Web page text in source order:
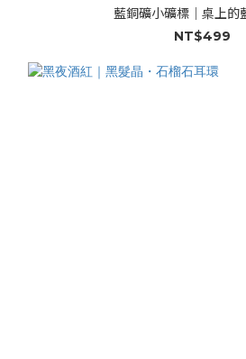
藍銅礦小礦標｜桌上的
NT$499